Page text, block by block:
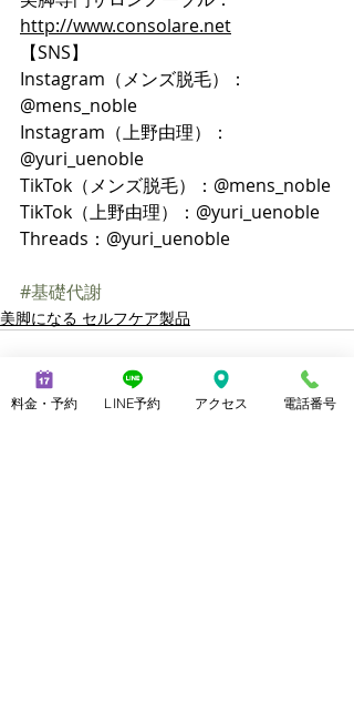
http://www.consolare.net
【SNS】
Instagram（メンズ脱毛）：
@mens_noble
Instagram（上野由理）：
@yuri_uenoble
TikTok（メンズ脱毛）：@mens_noble
TikTok（上野由理）：@yuri_uenoble
Threads：@yuri_uenoble
#基礎代謝
美脚になる セルフケア製品
料金・予約 LINE予約 アクセス 電話番号